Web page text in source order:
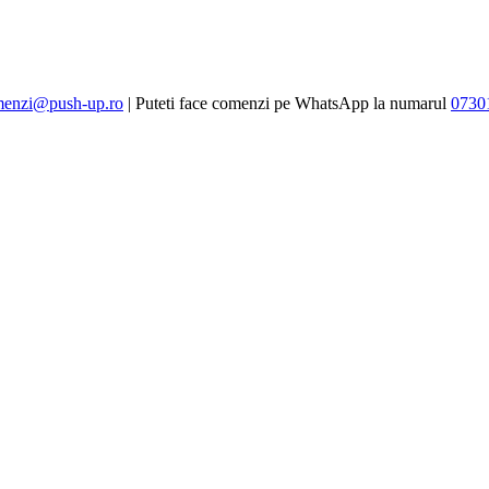
up.ro | Puteti face comenzi pe WhatsApp la numarul